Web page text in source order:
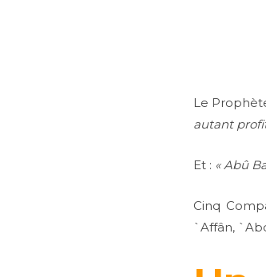
Le
autant
Et : « Abû
Cinq
`Affân,